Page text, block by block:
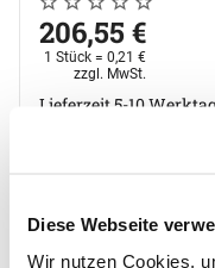
Diese Webseite
Wir nutzen Cookies,
Noch keine
0 Bewertungen
206,55€
1 Stück = 0,21 €
Steuerhinweis:
zzgl. MwSt.
Lieferzeit 5-10